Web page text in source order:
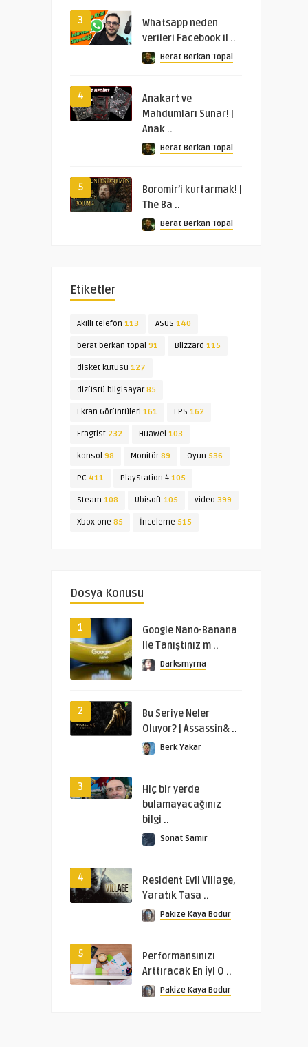
3
Whatsapp neden
verileri Facebook il ..
Berat Berkan Topal
4
Anakart ve
Mahdumları Sunar! |
Anak ..
Berat Berkan Topal
5
Boromir’i kurtarmak! |
The Ba ..
Berat Berkan Topal
Etiketler
Akıllı telefon 113 ASUS 140
berat berkan topal 91 Blizzard 115
disket kutusu 127
dizüstü bilgisayar85
Ekran Görüntüleri 161 FPS 162
Fragtist 232 Huawei 103
konsol 98 Monitör89 Oyun 536
PC 411 PlayStation 4 105
Steam 108 Ubisoft 105 video 399
Xbox one 85 İnceleme 515
Dosya Konusu
1
Google Nano-Banana
ile Tanıştınız m ..
Darksmyrna
2
Bu Seriye Neler
Oluyor? | Assassin& ..
Berk Yakar
3
Hiç bir yerde
bulamayacağınız
bilgi ..
Sonat Samir
4
Resident Evil Village,
Yaratık Tasa ..
Pakize Kaya Bodur
5
Performansınızı
Arttıracak En İyi O ..
Pakize Kaya Bodur